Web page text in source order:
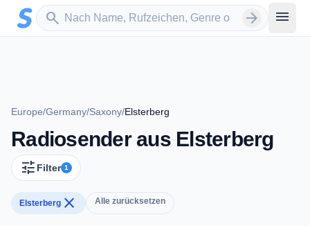
Zum Hauptinhalt springen
search
Sender suchen arrow_forward menu
Europe/Germany/Saxony/Elsterberg
Radiosender aus Elsterberg
tune Filter 1
Elsterberg close Alle zurücksetzen